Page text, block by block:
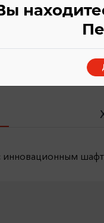
инновационным